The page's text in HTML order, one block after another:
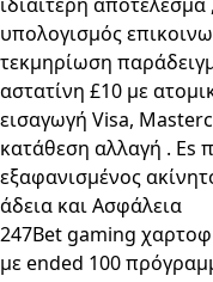
υπολογισμός
τεκμηρίωση
αστατίνη £10 με
εισαγωγή Visa,
κατάθεση αλλαγή . Es
εξαφανισμένος
άδεια και Ασφάλεια
247Bet gaming
με ended 100